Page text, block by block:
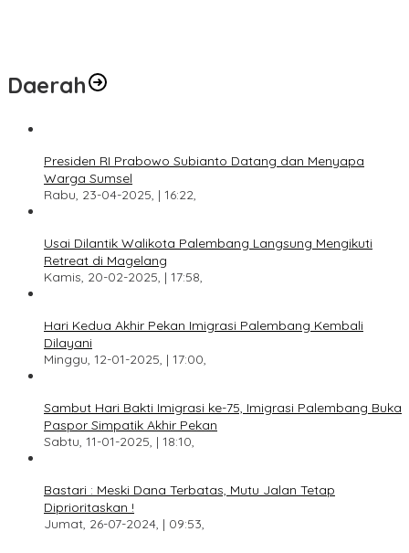
Daerah
Presiden RI Prabowo Subianto Datang dan Menyapa
Warga Sumsel
Rabu, 23-04-2025, | 16:22,
Usai Dilantik Walikota Palembang Langsung Mengikuti
Retreat di Magelang
Kamis, 20-02-2025, | 17:58,
Hari Kedua Akhir Pekan Imigrasi Palembang Kembali
Dilayani
Minggu, 12-01-2025, | 17:00,
Sambut Hari Bakti Imigrasi ke-75, Imigrasi Palembang Buka
Paspor Simpatik Akhir Pekan
Sabtu, 11-01-2025, | 18:10,
Bastari : Meski Dana Terbatas, Mutu Jalan Tetap
Diprioritaskan !
Jumat, 26-07-2024, | 09:53,